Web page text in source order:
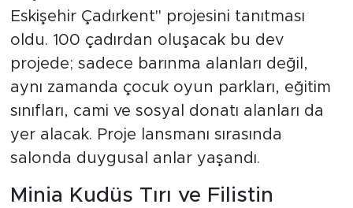
Eskişehir Çadırkent" projesini tanıtması
oldu. 100 çadırdan oluşacak bu dev
projede; sadece barınma alanları değil,
aynı zamanda çocuk oyun parkları, eğitim
sınıfları, cami ve sosyal donatı alanları da
yer alacak. Proje lansmanı sırasında
salonda duygusal anlar yaşandı.
Minia Kudüs Tırı ve Filistin